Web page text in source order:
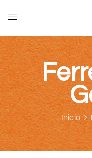
Inicio